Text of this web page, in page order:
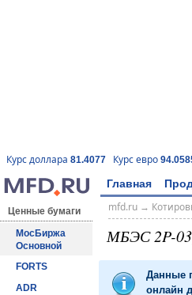
Курс доллара 81.4077 Курс евро
Главная
Ценные бумаги
МосБиржа
Основной
FORTS
ADR
mfd.ru→
МБЭС 2P-
Данные
онлайн